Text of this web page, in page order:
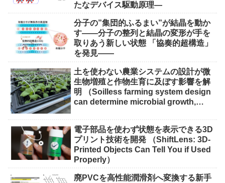
たなデバイス駆動原理―
分子の”集団的ふるまい”が結晶を動か
す――分子の整列と結晶の変形が手を
取りあう新しい状態 「協奏的超構造」
を発見――
土を使わない農業システムの設計が微
生物増殖と作物生育に及ぼす影響を解
明 （Soilless farming system design
can determine microbial growth,
電子部品を使わず状態を表示できる3D
プリント技術を開発 （ShiftLens: 3D-
Printed Objects Can Tell You if Used
Properly）
廃PVCを高性能潤滑剤へ変換する新手